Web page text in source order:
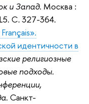
и Запад. Москва :
С. 327-364.
идентичности в
религиозные
подходы.
. Санкт-